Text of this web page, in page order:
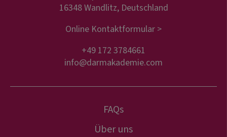
16348 Wandlitz, Deutschland
Online Kontaktformular >
+49 172 3784661
info@darmakademie.com
FAQs
Über uns